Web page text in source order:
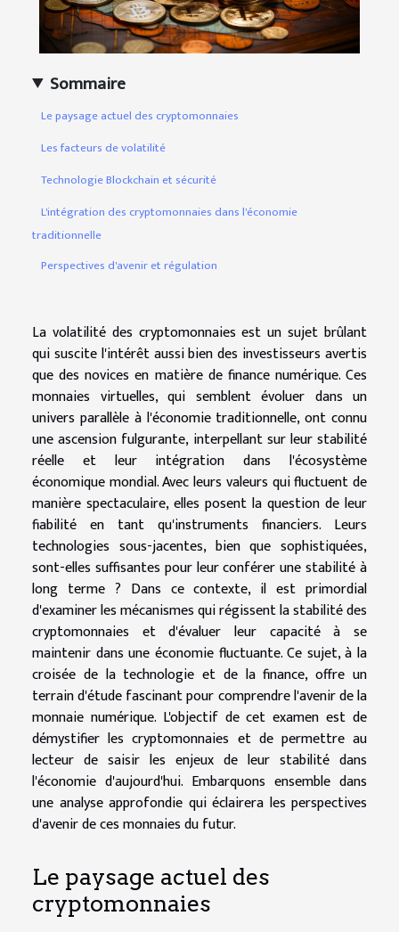
Sommaire
Le paysage actuel des cryptomonnaies
Les facteurs de volatilité
Technologie Blockchain et sécurité
L'intégration des cryptomonnaies dans l'économie
traditionnelle
Perspectives d'avenir et régulation
La volatilité des cryptomonnaies est un sujet brûlant
qui suscite l'intérêt aussi bien des investisseurs avertis
que des novices en matière de finance numérique. Ces
monnaies virtuelles, qui semblent évoluer dans un
univers parallèle à l'économie traditionnelle, ont connu
une ascension fulgurante, interpellant sur leur stabilité
réelle et leur intégration dans l'écosystème
économique mondial. Avec leurs valeurs qui fluctuent de
manière spectaculaire, elles posent la question de leur
fiabilité en tant qu'instruments financiers. Leurs
technologies sous-jacentes, bien que sophistiquées,
sont-elles suffisantes pour leur conférer une stabilité à
long terme ? Dans ce contexte, il est primordial
d'examiner les mécanismes qui régissent la stabilité des
cryptomonnaies et d'évaluer leur capacité à se
maintenir dans une économie fluctuante. Ce sujet, à la
croisée de la technologie et de la finance, offre un
terrain d'étude fascinant pour comprendre l'avenir de la
monnaie numérique. L'objectif de cet examen est de
démystifier les cryptomonnaies et de permettre au
lecteur de saisir les enjeux de leur stabilité dans
l'économie d'aujourd'hui. Embarquons ensemble dans
une analyse approfondie qui éclairera les perspectives
d'avenir de ces monnaies du futur.
Le paysage actuel des
cryptomonnaies